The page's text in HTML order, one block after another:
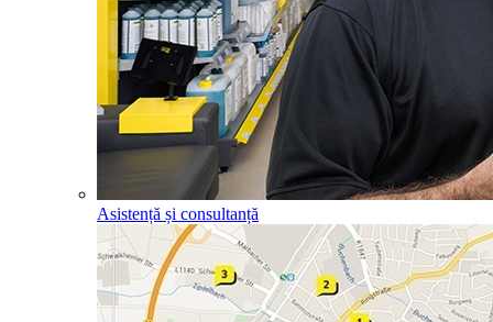
Asistență și consultanță